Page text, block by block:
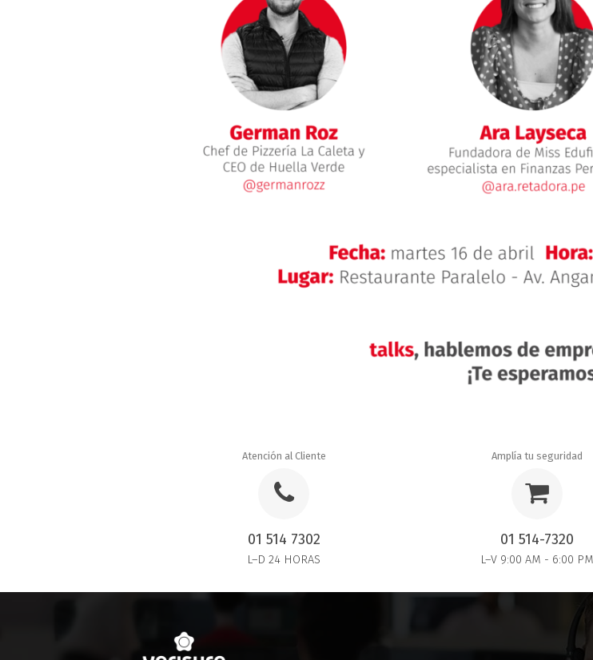
Atención al Cliente
01 514 7302
L–D 24 HORAS
Amplía tu seguridad
01 514-7320
L–V 9:00 AM - 6:00 PM